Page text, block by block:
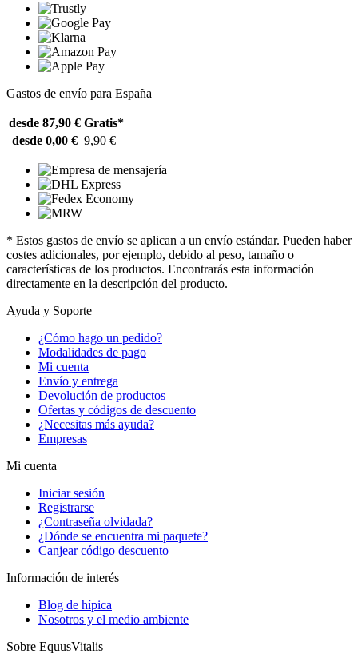
Gastos de envío para España
desde 87,90 € Gratis*
desde 0,00 € 9,90 €
* Estos gastos de envío se aplican a un envío estándar. Pueden haber
costes adicionales, por ejemplo, debido al peso, tamaño o
características de los productos. Encontrarás esta información
directamente en la descripción del producto.
Ayuda y Soporte
¿Cómo hago un pedido?
Modalidades de pago
Mi cuenta
Envío y entrega
Devolución de productos
Ofertas y códigos de descuento
¿Necesitas más ayuda?
Empresas
Mi cuenta
Iniciar sesión
Registrarse
¿Contraseña olvidada?
¿Dónde se encuentra mi paquete?
Canjear código descuento
Información de interés
Blog de hípica
Nosotros y el medio ambiente
Sobre EquusVitalis